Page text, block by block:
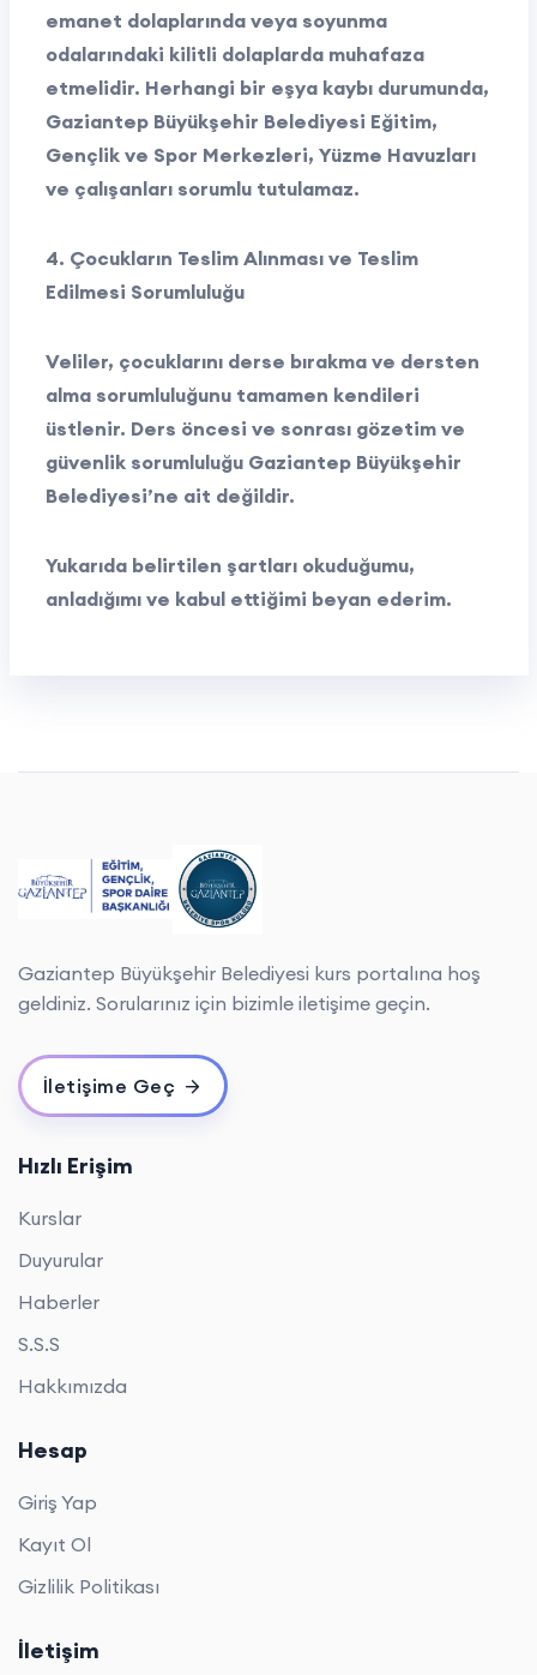
emanet dolaplarında veya soyunma
odalarındaki kilitli dolaplarda muhafaza
etmelidir. Herhangi bir eşya kaybı durumunda,
Gaziantep Büyükşehir Belediyesi Eğitim,
Gençlik ve Spor Merkezleri, Yüzme Havuzları
ve çalışanları sorumlu tutulamaz.
4. Çocukların Teslim Alınması ve Teslim
Edilmesi Sorumluluğu
Veliler, çocuklarını derse bırakma ve dersten
alma sorumluluğunu tamamen kendileri
üstlenir. Ders öncesi ve sonrası gözetim ve
güvenlik sorumluluğu Gaziantep Büyükşehir
Belediyesi’ne ait değildir.
Yukarıda belirtilen şartları okuduğumu,
anladığımı ve kabul ettiğimi beyan ederim.
Gaziantep Büyükşehir Belediyesi kurs portalına hoş
geldiniz. Sorularınız için bizimle iletişime geçin.
İletişime Geç
Hızlı Erişim
Kurslar
Duyurular
Haberler
S.S.S
Hakkımızda
Hesap
Giriş Yap
Kayıt Ol
Gizlilik Politikası
İletişim